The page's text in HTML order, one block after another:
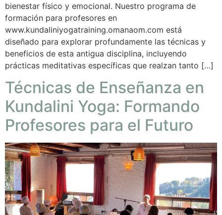
bienestar físico y emocional. Nuestro programa de
formación para profesores en
www.kundaliniyogatraining.omanaom.com está
diseñado para explorar profundamente las técnicas y
beneficios de esta antigua disciplina, incluyendo
prácticas meditativas específicas que realzan tanto […]
Técnicas de Enseñanza en
Kundalini Yoga: Formando
Profesores para el Futuro